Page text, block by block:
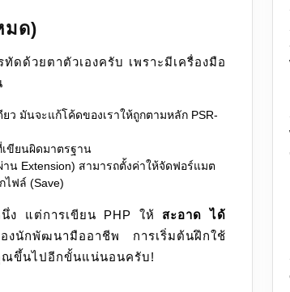
มด)
ดด้วยตาตัวเองครับ เพราะมีเครื่องมือ
ยว มันจะแก้โค้ดของเราให้ถูกตามหลัก PSR-
ขียนผิดมาตรฐาน
น Extension) สามารถตั้งค่าให้จัดฟอร์แมต
ไฟล์ (Save)
นึ่ง แต่การเขียน PHP ให้ สะอาด ได้
งนักพัฒนามืออาชีพ การเริ่มต้นฝึกใช้
ณขึ้นไปอีกขั้นแน่นอนครับ!